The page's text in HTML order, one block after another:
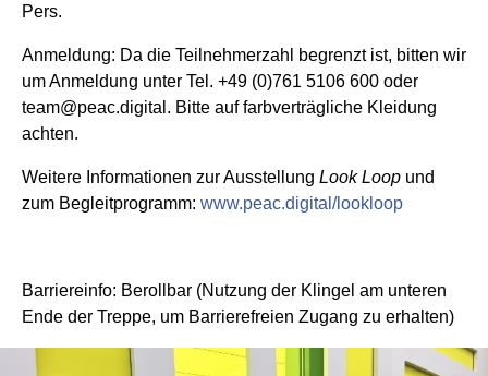
Pers.
Anmeldung: Da die Teilnehmerzahl begrenzt ist, bitten wir
um Anmeldung unter Tel. +49 (0)761 5106 600 oder
team@peac.digital. Bitte auf farbverträgliche Kleidung
achten.
Weitere Informationen zur Ausstellung Look Loop und
zum Begleitprogramm: www.peac.digital/lookloop
Barriereinfo: Berollbar (Nutzung der Klingel am unteren
Ende der Treppe, um Barrierefreien Zugang zu erhalten)